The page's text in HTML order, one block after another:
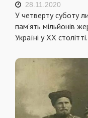
28.11.2020
У четверту суботу
пам'ять мільйонів
Україні у XX столітті.